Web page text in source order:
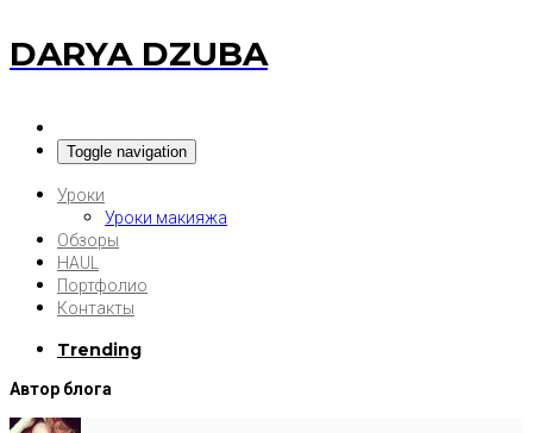
DARYA DZUBA
Toggle navigation
Уроки
Уроки макияжа
Обзоры
HAUL
Портфолио
Контакты
Trending
Автор блога